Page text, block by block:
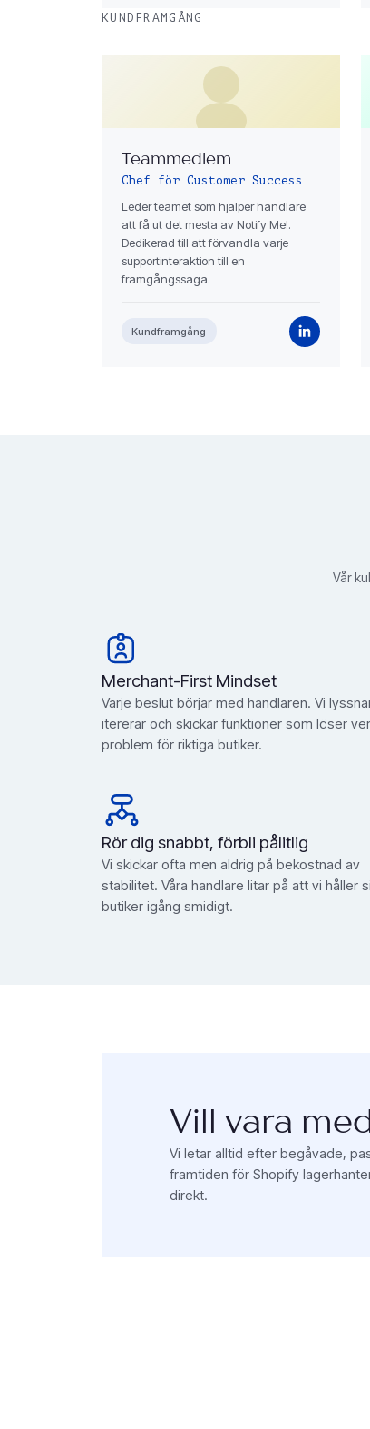
KUNDFRAMGÅNG
Teammedlem
Chef för Customer Success
Leder teamet som hjälper handlare
att få ut det mesta av Notify Me!.
Dedikerad till att förvandla varje
supportinteraktion till en
framgångssaga.
Kundframgång
Vår
Merchant-First Mindset
Varje beslut börjar med handlaren. Vi
itererar och skickar funktioner som löser
problem för riktiga butiker.
Rör dig snabbt, förbli pålitlig
Vi skickar ofta men aldrig på bekostnad av
stabilitet. Våra handlare litar på att vi håller
butiker igång smidigt.
Vill vara
Vi letar alltid efter begåvade,
framtiden för Shopify
direkt.